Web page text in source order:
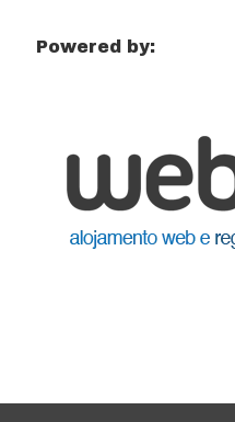
Powered by: